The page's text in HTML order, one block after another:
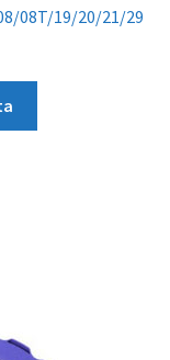
08T/19/20/21/29
€
€